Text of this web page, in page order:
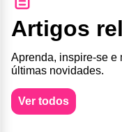
Artigos
Aprenda, inspire-se e
últimas novidades.
Ver todos